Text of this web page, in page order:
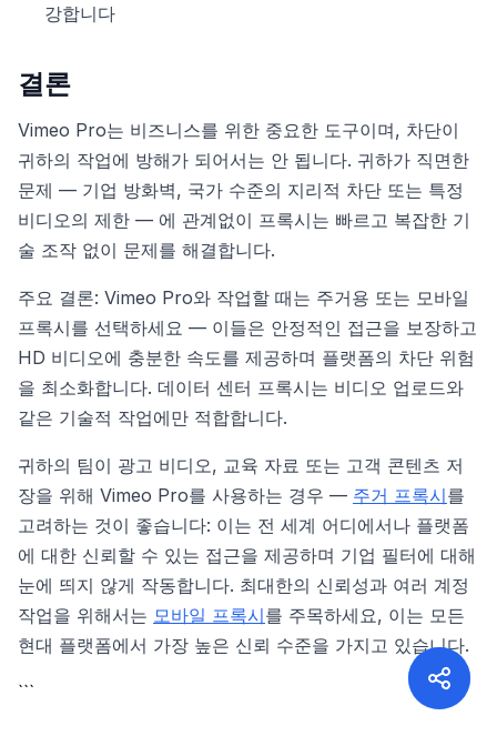
강합니다
결론
Vimeo Pro는 비즈니스를 위한 중요한 도구이며, 차단이
귀하의 작업에 방해가 되어서는 안 됩니다. 귀하가 직면한
문제 — 기업 방화벽, 국가 수준의 지리적 차단 또는 특정
비디오의 제한 — 에 관계없이 프록시는 빠르고 복잡한 기
술 조작 없이 문제를 해결합니다.
주요 결론: Vimeo Pro와 작업할 때는 주거용 또는 모바일
프록시를 선택하세요 — 이들은 안정적인 접근을 보장하고
HD 비디오에 충분한 속도를 제공하며 플랫폼의 차단 위험
을 최소화합니다. 데이터 센터 프록시는 비디오 업로드와
같은 기술적 작업에만 적합합니다.
귀하의 팀이 광고 비디오, 교육 자료 또는 고객 콘텐츠 저
장을 위해 Vimeo Pro를 사용하는 경우 — 주거 프록시를
고려하는 것이 좋습니다: 이는 전 세계 어디에서나 플랫폼
에 대한 신뢰할 수 있는 접근을 제공하며 기업 필터에 대해
눈에 띄지 않게 작동합니다. 최대한의 신뢰성과 여러 계정
작업을 위해서는 모바일 프록시를 주목하세요, 이는 모든
현대 플랫폼에서 가장 높은 신뢰 수준을 가지고 있습니다.
```